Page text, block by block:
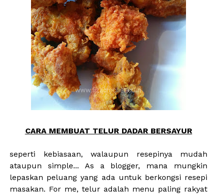
CARA MEMBUAT TELUR DADAR BERSAYUR
seperti kebiasaan, walaupun resepinya mudah
ataupun simple... As a blogger, mana mungkin
lepaskan peluang yang ada untuk berkongsi resepi
masakan. For me, telur adalah menu paling rakyat